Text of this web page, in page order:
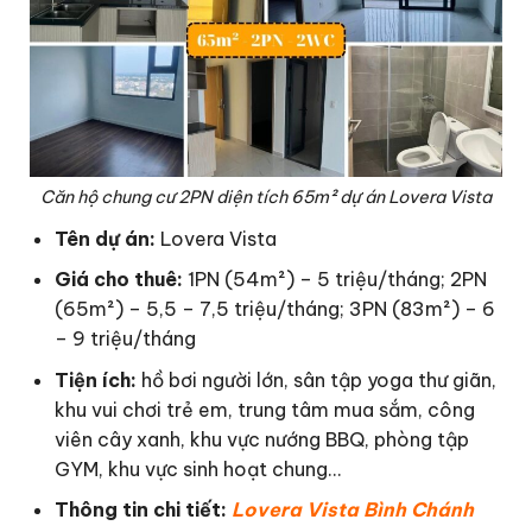
Căn hộ chung cư 2PN diện tích 65m² dự án Lovera Vista
Tên dự án: Lovera Vista
Giá cho thuê: 1PN (54m²) – 5 triệu/tháng; 2PN
(65m²) – 5,5 – 7,5 triệu/tháng; 3PN (83m²) – 6
– 9 triệu/tháng
Tiện ích: hồ bơi người lớn, sân tập yoga thư giãn,
khu vui chơi trẻ em, trung tâm mua sắm, công
viên cây xanh, khu vực nướng BBQ, phòng tập
GYM, khu vực sinh hoạt chung…
Thông tin chi tiết: Lovera Vista Bình Chánh